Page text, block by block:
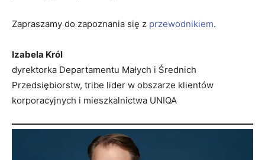
Zapraszamy do zapoznania się z przewodnikiem.
Izabela Król
dyrektorka Departamentu Małych i Średnich
Przedsiębiorstw, tribe lider w obszarze klientów
korporacyjnych i mieszkalnictwa UNIQA